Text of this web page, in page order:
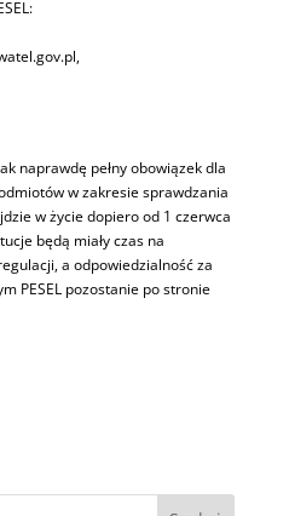
naprawdę pełny obowiązek dla
w zakresie sprawdzania
w życie dopiero od 1 czerwca
będą miały czas na
a odpowiedzialność za
PESEL pozostanie po stronie